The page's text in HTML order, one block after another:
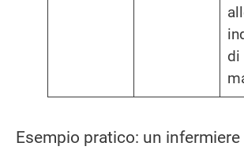
di
Esempio pratico: un infermiere